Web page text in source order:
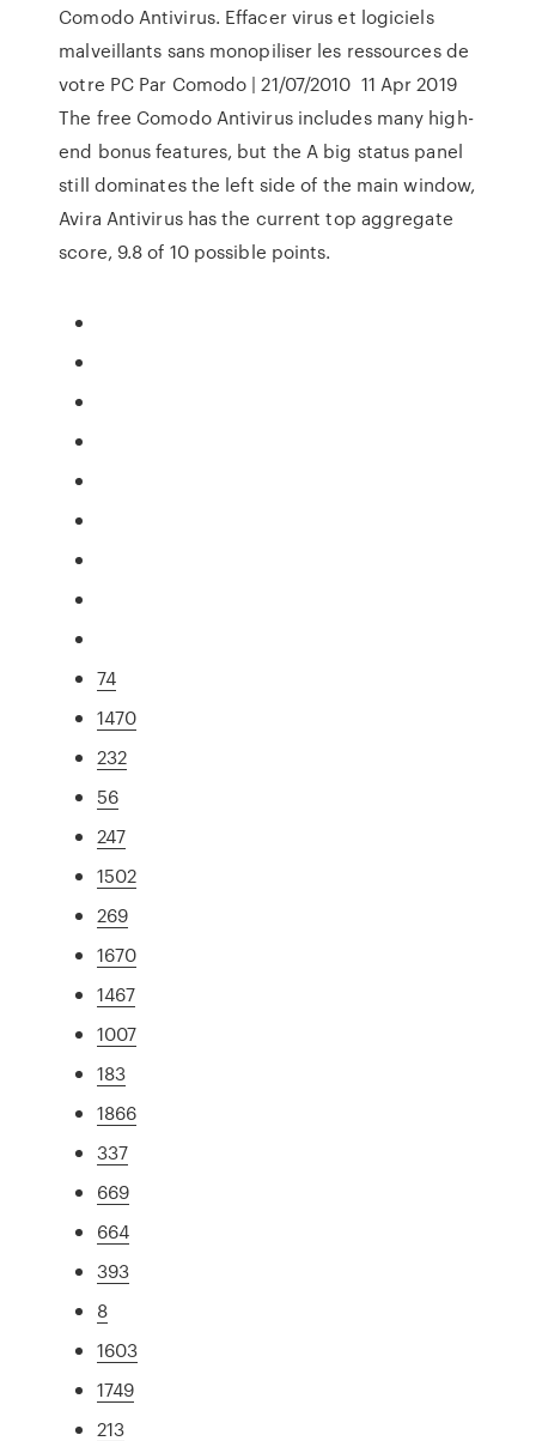
Comodo Antivirus. Effacer virus et logiciels
malveillants sans monopiliser les ressources de
votre PC Par Comodo | 21/07/2010 11 Apr 2019
The free Comodo Antivirus includes many high-
end bonus features, but the A big status panel
still dominates the left side of the main window,
Avira Antivirus has the current top aggregate
score, 9.8 of 10 possible points.
74
1470
232
56
247
1502
269
1670
1467
1007
183
1866
337
669
664
393
8
1603
1749
213